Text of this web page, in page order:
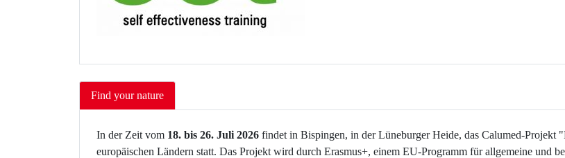
Find your nature
In der Zeit vom 18. bis 26. Juli 2026 findet in Bispingen, in der Lüneburger Heide, das Calumed-Projekt
europäischen Ländern statt. Das Projekt wird durch Erasmus+, einem EU-Programm für allgemeine und